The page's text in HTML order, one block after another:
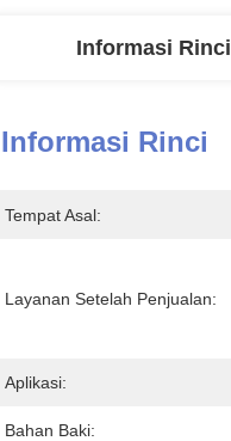
Informasi Rinci
Informasi Rinci
Tempat Asal:
Layanan Setelah Penjualan:
Aplikasi:
Bahan Baki: